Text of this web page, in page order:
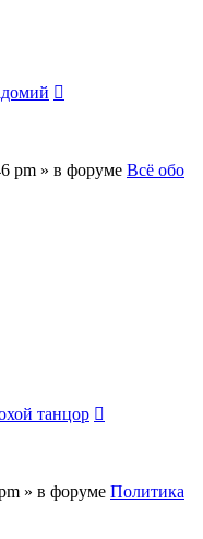
pm » в форуме Всё обо
танцор
» в форуме Политика